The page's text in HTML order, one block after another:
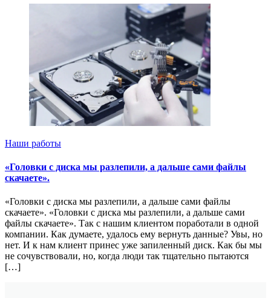
Наши работы
«Головки с диска мы разлепили, а дальше сами файлы
скачаете».
«Головки с диска мы разлепили, а дальше сами файлы
скачаете». «Головки с диска мы разлепили, а дальше сами
файлы скачаете». Так с нашим клиентом поработали в одной
компании. Как думаете, удалось ему вернуть данные? Увы, но
нет. И к нам клиент принес уже запиленный диск. Как бы мы
не сочувствовали, но, когда люди так тщательно пытаются
[…]